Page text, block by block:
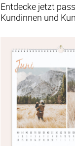
Entdecke jetzt
Kundinnen und